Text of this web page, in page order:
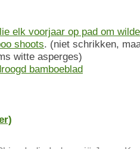
elk voorjaar op pad om
shoots. (niet schrikken,
witte asperges)
bamboeblad